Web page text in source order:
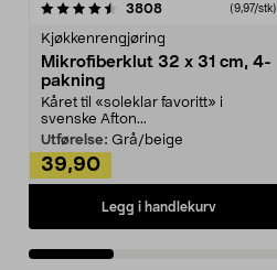
3808anmeldelser(9,97/stk)
Kjøkkenrengjøring
Mikrofiberklut 32 x 31 cm, 4-
pakning
Kåret til «soleklar favoritt» i
svenske Afton...
Utførelse: Grå/beige
39,90
Legg i handlekurv
4.5av 5 stjerner